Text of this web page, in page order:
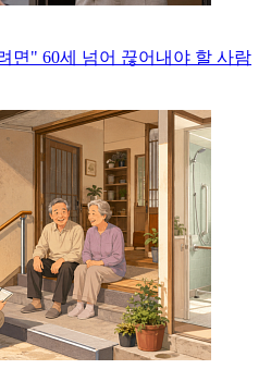
면" 60세 넘어 끊어내야 할 사람